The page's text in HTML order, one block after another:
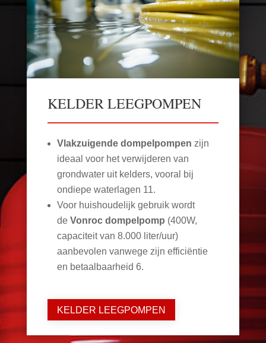
KELDER LEEGPOMPEN
Vlakzuigende dompelpompen zijn
ideaal voor het verwijderen van
grondwater uit kelders, vooral bij
ondiepe waterlagen 11.
Voor huishoudelijk gebruik wordt
de Vonroc dompelpomp (400W,
capaciteit van 8.000 liter/uur)
aanbevolen vanwege zijn efficiëntie
en betaalbaarheid 6.
KELDER LEEGPOMPEN